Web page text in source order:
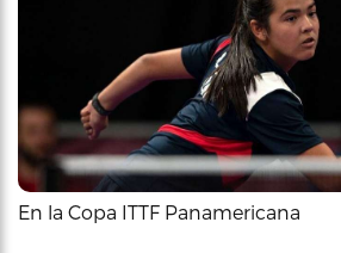
En la Copa ITTF Panamericana